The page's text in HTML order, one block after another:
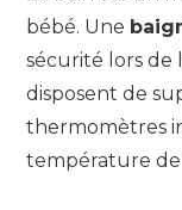
bébé. Une
sécurité lors de
disposent de
thermomètres
température de